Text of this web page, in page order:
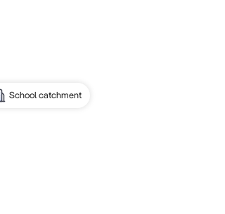
School catchment